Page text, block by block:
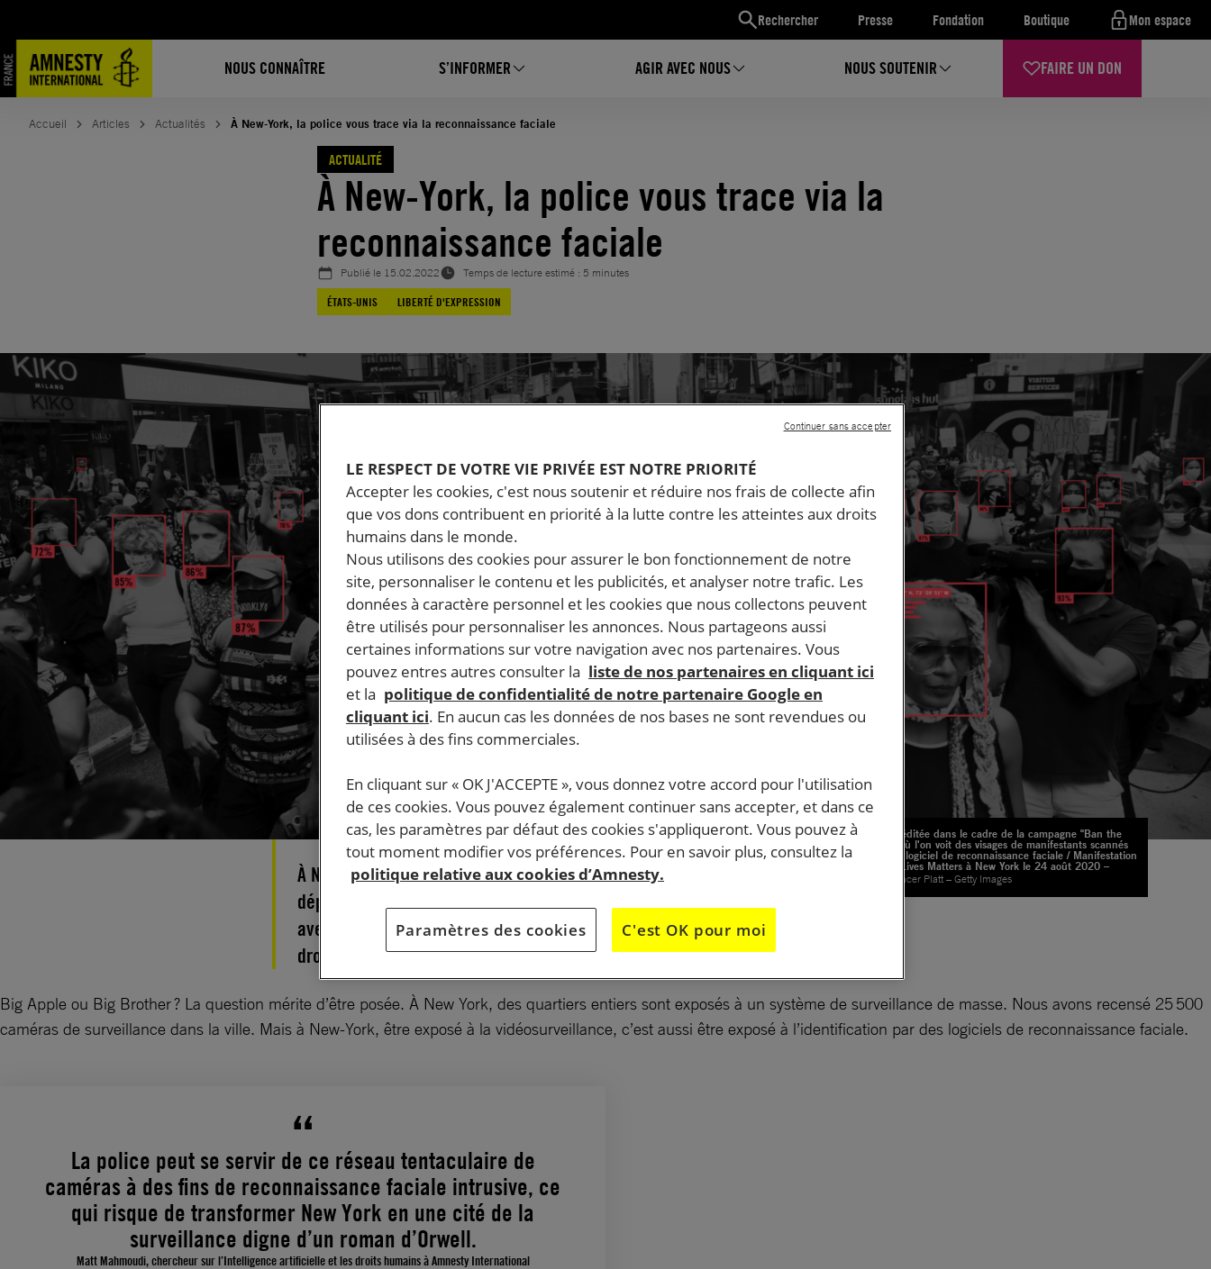
Rechercher Presse Fondation Boutique Mon espace
NOUS CONNAÎTRE S’INFORMER AGIR AVEC NOUS NOUS SOUTENIR FAIRE UN DON
contenu
Accueil Articles Actualités À New-York, la police vous trace via la reconnaissance faciale
ACTUALITÉ
À New-York, la police vous trace via la
reconnaissance faciale
Publié le 15.02.2022
Temps de lecture estimé : 5 minutes
ÉTATS-UNIS
LIBERTÉ D'EXPRESSION
Photo éditée dans le cadre de la campagne "Ban the
scan" où l'on voit des visages de manifestants scannés
par un logiciel de reconnaissance faciale / Manifestation
Black Lives Matters à New York le 24 août 2020 –
© Spencer Platt – Getty Images
À New-York, un réseau tentaculaire de caméras de surveillance est
déployé. Problème : la police peut analyser les images de ce réseau
avec des logiciels de reconnaissance faciale. Un réel danger pour les
droits. Décryptage.
Big Apple ou Big Brother ? La question mérite d’être posée. À New York, des quartiers entiers sont exposés à un système de surveillance de masse. Nous avons recensé 25 500
caméras de surveillance dans la ville. Mais à New-York, être exposé à la vidéosurveillance, c’est aussi être exposé à l’identification par des logiciels de reconnaissance faciale.
La police peut se servir de ce réseau tentaculaire de
caméras à des fins de reconnaissance faciale intrusive, ce
qui risque de transformer New York en une cité de la
surveillance digne d’un roman d’Orwell.
Matt Mahmoudi, chercheur sur l’Intelligence artificielle et les droits humains à Amnesty International
LE RESPECT DE VOTRE VIE PRIVÉE EST NOTRE PRIORITÉ
Accepter les cookies, c'est nous soutenir et réduire nos frais de collecte afin
que vos dons contribuent en priorité à la lutte contre les atteintes aux droits
humains dans le monde.
Nous utilisons des cookies pour assurer le bon fonctionnement de notre
site, personnaliser le contenu et les publicités, et analyser notre trafic. Les
données à caractère personnel et les cookies que nous collectons peuvent
être utilisés pour personnaliser les annonces. Nous partageons aussi
certaines informations sur votre navigation avec nos partenaires. Vous
pouvez entres autres consulter la liste de nos partenaires en cliquant ici
et la politique de confidentialité de notre partenaire Google en
cliquant ici. En aucun cas les données de nos bases ne sont revendues ou
utilisées à des fins commerciales.
En cliquant sur « OK J'ACCEPTE », vous donnez votre accord pour l'utilisation
de ces cookies. Vous pouvez également continuer sans accepter, et dans ce
cas, les paramètres par défaut des cookies s'appliqueront. Vous pouvez à
tout moment modifier vos préférences. Pour en savoir plus, consultez la
politique relative aux cookies d’Amnesty.
Paramètres des cookies C'est OK pour moi
Continuer sans accepter